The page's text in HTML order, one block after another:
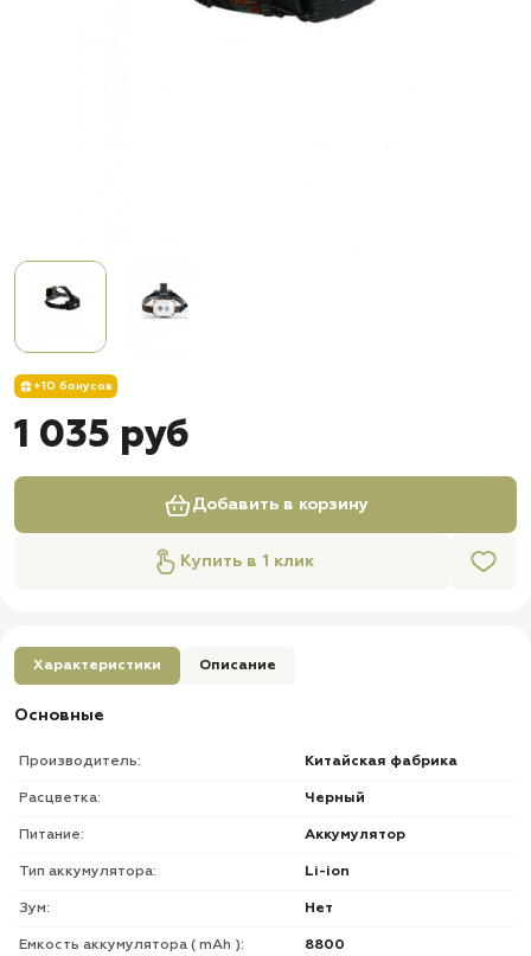
+10 бонусов
1 035 руб
Добавить в корзину
Купить в 1 клик
Характеристики Описание
Основные
Производитель: Китайская фабрика
Расцветка: Черный
Питание: Аккумулятор
Тип аккумулятора: Li-ion
Зум: Нет
Емкость аккумулятора ( mAh ): 8800